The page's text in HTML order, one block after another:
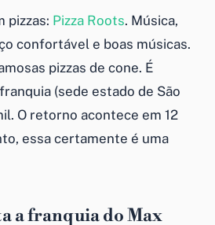
pizzas: Pizza Roots. Música,
confortável e boas músicas.
pizzas de cone. É
(sede estado de São
O retorno acontece em 12
essa certamente é uma
a franquia doMax